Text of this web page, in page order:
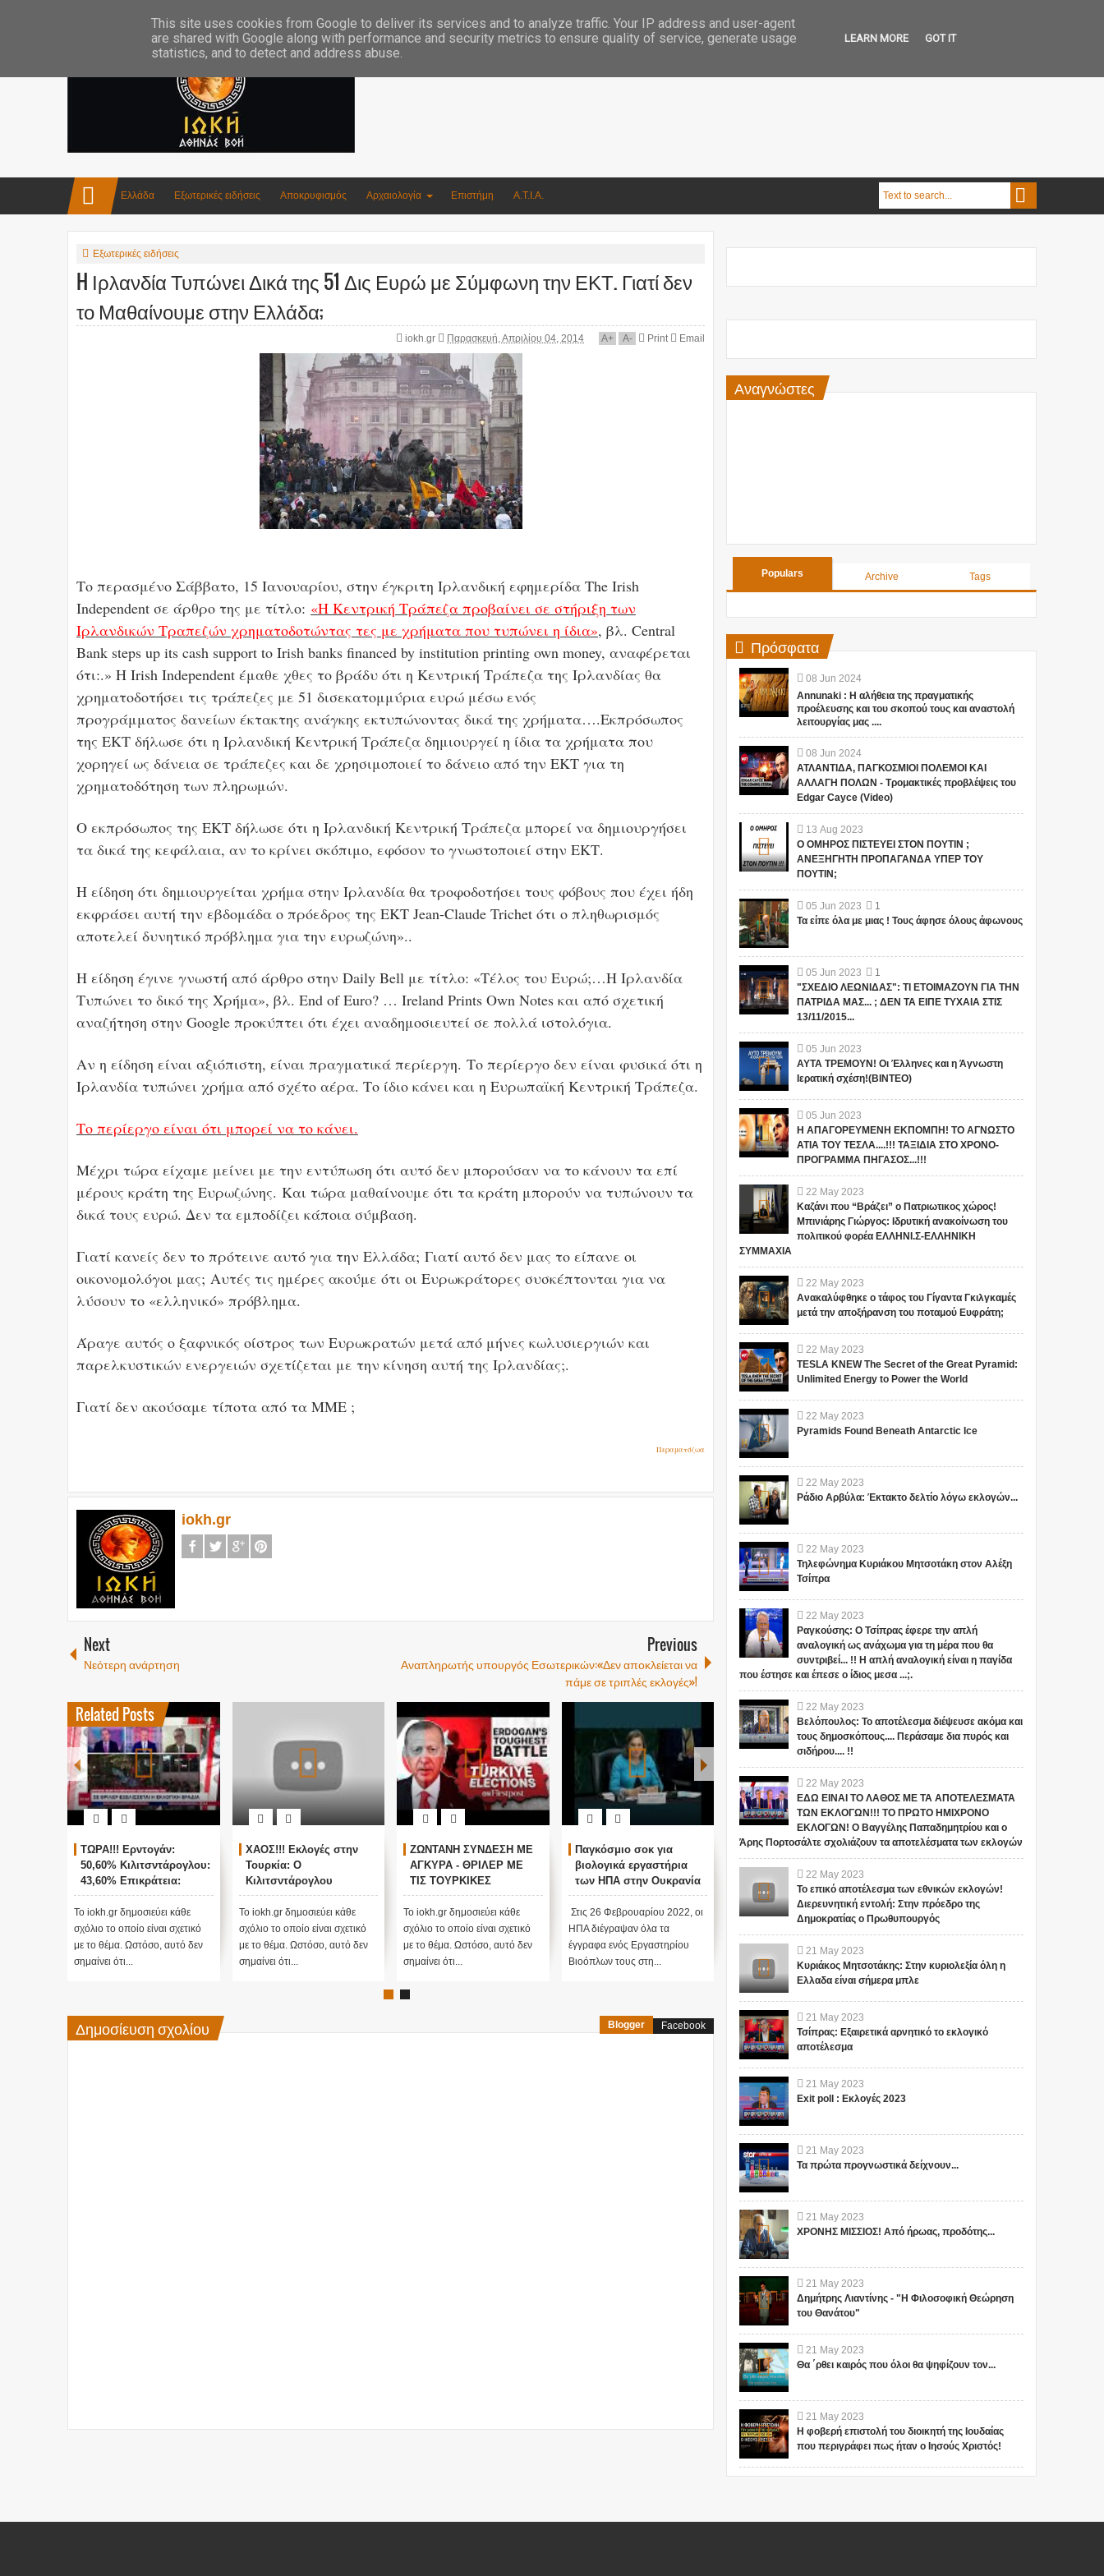
Ελλάδα Εξωτερικές ειδήσεις Αποκρυφισμός Αρχαιολογία Επιστήμη Α.Τ.Ι.Α.
Εξωτερικές ειδήσεις
H Ιρλανδία Τυπώνει Δικά της 51 Δις Ευρώ με Σύμφωνη την ΕΚΤ. Γιατί δεν
το Μαθαίνουμε στην Ελλάδα;
iokh.gr Παρασκευή, Απριλίου 04, 2014 A+ A- Print Email
Το περασμένο Σάββατο, 15 Ιανουαρίου, στην έγκριτη Ιρλανδική εφημερίδα The Irish
Independent σε άρθρο της με τίτλο: «Η Κεντρική Τράπεζα προβαίνει σε στήριξη των
Ιρλανδικών Τραπεζών χρηματοδοτώντας τες με χρήματα που τυπώνει η ίδια», βλ. Central
Bank steps up its cash support to Irish banks financed by institution printing own money, αναφέρεται
ότι:.» Η Irish Independent έμαθε χθες το βράδυ ότι η Κεντρική Τράπεζα της Ιρλανδίας θα
χρηματοδοτήσει τις τράπεζες με 51 δισεκατομμύρια ευρώ μέσω ενός
προγράμματος δανείων έκτακτης ανάγκης εκτυπώνοντας δικά της χρήματα….Εκπρόσωπος
της ΕΚΤ δήλωσε ότι η Ιρλανδική Κεντρική Τράπεζα δημιουργεί η ίδια τα χρήματα που
χορηγεί ως δάνεια σε τράπεζες και δε χρησιμοποιεί το δάνειο από την ΕΚΤ για τη
χρηματοδότηση των πληρωμών.
Ο εκπρόσωπος της ΕΚΤ δήλωσε ότι η Ιρλανδική Κεντρική Τράπεζα μπορεί να δημιουργήσει
τα δικά της κεφάλαια, αν το κρίνει σκόπιμο, εφόσον το γνωστοποιεί στην ΕΚΤ.
Η είδηση ότι δημιουργείται χρήμα στην Ιρλανδία θα τροφοδοτήσει τους φόβους που έχει ήδη
εκφράσει αυτή την εβδομάδα ο πρόεδρος της ΕΚΤ Jean-Claude Trichet ότι ο πληθωρισμός
αποτελεί δυνητικό πρόβλημα για την ευρωζώνη»..
Η είδηση έγινε γνωστή από άρθρο στην Daily Bell με τίτλο: «Τέλος του Ευρώ;…Η Ιρλανδία
Τυπώνει το δικό της Χρήμα», βλ. End of Euro? … Ireland Prints Own Notes και από σχετική
αναζήτηση στην Google προκύπτει ότι έχει αναδημοσιευτεί σε πολλά ιστολόγια.
Αν η είδηση είναι αξιόπιστη, είναι πραγματικά περίεργη. Το περίεργο δεν είναι φυσικά ότι η
Ιρλανδία τυπώνει χρήμα από σχέτο αέρα. Το ίδιο κάνει και η Ευρωπαϊκή Κεντρική Τράπεζα.
Το περίεργο είναι ότι μπορεί να το κάνει.
Μέχρι τώρα είχαμε μείνει με την εντύπωση ότι αυτό δεν μπορούσαν να το κάνουν τα επί
μέρους κράτη της Ευρωζώνης. Και τώρα μαθαίνουμε ότι τα κράτη μπορούν να τυπώνουν τα
δικά τους ευρώ. Δεν τα εμποδίζει κάποια σύμβαση.
Γιατί κανείς δεν το πρότεινε αυτό για την Ελλάδα; Γιατί αυτό δεν μας το είπανε οι
οικονομολόγοι μας; Αυτές τις ημέρες ακούμε ότι οι Ευρωκράτορες συσκέπτονται για να
λύσουν το «ελληνικό» πρόβλημα.
Άραγε αυτός ο ξαφνικός οίστρος των Ευρωκρατών μετά από μήνες κωλυσιεργιών και
παρελκυστικών ενεργειών σχετίζεται με την κίνηση αυτή της Ιρλανδίας;.
Γιατί δεν ακούσαμε τίποτα από τα ΜΜΕ ;
Περαματόζωα
iokh.gr
Next
Νεότερη ανάρτηση
Previous
Αναπληρωτής υπουργός Εσωτερικών:«Δεν αποκλείεται να
πάμε σε τριπλές εκλογές»!
Related Posts
ΤΩΡΑ!!! Ερντογάν:
50,60% Κιλιτσντάρογλου:
43,60% Επικράτεια:
78,2%
Το iokh.gr δημοσιεύει κάθε
σχόλιο το οποίο είναι σχετικό
με το θέμα. Ωστόσο, αυτό δεν
σημαίνει ότι...
ΧΑΟΣ!!! Εκλογές στην
Τουρκία: Ο
Κιλιτσντάρογλου
αμφισβητεί τα
αποτελέσματα θα γίνουν
ενστάσεις...
Το iokh.gr δημοσιεύει κάθε
σχόλιο το οποίο είναι σχετικό
με το θέμα. Ωστόσο, αυτό δεν
σημαίνει ότι...
ΖΩΝΤΑΝΗ ΣΥΝΔΕΣΗ ΜΕ
ΑΓΚΥΡΑ - ΘΡΙΛΕΡ ΜΕ
ΤΙΣ ΤΟΥΡΚΙΚΕΣ
ΕΚΛΟΓΕΣ !
Το iokh.gr δημοσιεύει κάθε
σχόλιο το οποίο είναι σχετικό
με το θέμα. Ωστόσο, αυτό δεν
σημαίνει ότι...
Παγκόσμιο σοκ για
βιολογικά εργαστήρια
των ΗΠΑ στην Ουκρανία
Στις 26 Φεβρουαρίου 2022, οι
ΗΠΑ διέγραψαν όλα τα
έγγραφα ενός Εργαστηρίου
Βιοόπλων τους στη...
Αυτός ο μεγάλος
φιλάνθρωπος
προειδοποίησε ότι το
χειρότερο κύμα έρχεται
τώρα με την μετάλλαξη
ΣΕ ΕΥΧΑΡΙΣΤΟΥΜΕ.... Bill Το
το οποίο είναι σχετικό με το
θέμ...
ΟΙ ΕΙΔΗΣΕΙΣ ΓΙΑ ΤΙΣ
FACEBOOK
ΠΡΟΒΛΗΜΑΤΙΖΟΥΝ!!!
ΠΟΙΟΣ ΚΑΝΕΙ
ΚΟΥΜΑΝΤΟ ΤΕΛΙΚΑ;
Το iokh.gr δημοσιεύει κάθε
σημαίνει ότι...
Δημοσίευση σχολίου Blogger Facebook
Αναγνώστες
Populars Archive Tags
Πρόσφατα
08 Jun 2024
Annunaki : Η αλήθεια της πραγματικής
προέλευσης και του σκοπού τους και αναστολή
λειτουργίας μας ....
08 Jun 2024
ΑΤΛΑΝΤΙΔΑ, ΠΑΓΚΟΣΜΙΟΙ ΠΟΛΕΜΟΙ ΚΑΙ
ΑΛΛΑΓΗ ΠΟΛΩΝ - Τρομακτικές προβλέψεις του
Edgar Cayce (Video)
13 Aug 2023
Ο ΟΜΗΡΟΣ ΠΙΣΤΕΥΕΙ ΣΤΟΝ ΠΟΥΤΙΝ ;
ΑΝΕΞΗΓΗΤΗ ΠΡΟΠΑΓΑΝΔΑ ΥΠΕΡ ΤΟΥ
ΠΟΥΤΙΝ;
05 Jun 2023
1
Τα είπε όλα με μιας ! Τους άφησε όλους άφωνους
05 Jun 2023
1
"ΣΧΕΔΙΟ ΛΕΩΝΙΔΑΣ": ΤΙ ΕΤΟΙΜΑΖΟΥΝ ΓΙΑ ΤΗΝ
ΠΑΤΡΙΔΑ ΜΑΣ... ; ΔΕΝ ΤΑ ΕΙΠΕ ΤΥΧΑΙΑ ΣΤΙΣ
13/11/2015...
05 Jun 2023
ΑΥΤΑ ΤΡΕΜΟΥΝ! Οι Έλληνες και η Άγνωστη
Ιερατική σχέση!(ΒΙΝΤΕΟ)
05 Jun 2023
Η ΑΠΑΓΟΡΕΥΜΕΝΗ ΕΚΠΟΜΠΗ! ΤΟ ΑΓΝΩΣΤΟ
ΑΤΙΑ ΤΟΥ ΤΕΣΛΑ....!!! ΤΑΞΙΔΙΑ ΣΤΟ ΧΡΟΝΟ-
ΠΡΟΓΡΑΜΜΑ ΠΗΓΑΣΟΣ...!!!
22 May 2023
Καζάνι που “Βράζει” ο Πατριωτικος χώρος!
Μπινιάρης Γιώργος: Ιδρυτική ανακοίνωση του
πολιτικού φορέα ΕΛΛΗΝΙ.Σ-ΕΛΛΗΝΙΚΗ
ΣΥΜΜΑΧΙΑ
22 May 2023
Ανακαλύφθηκε ο τάφος του Γίγαντα Γκιλγκαμές
μετά την αποξήρανση του ποταμού Ευφράτη;
22 May 2023
TESLA KNEW The Secret of the Great Pyramid:
Unlimited Energy to Power the World
22 May 2023
Pyramids Found Beneath Antarctic Ice
22 May 2023
Ράδιο Αρβύλα: Έκτακτο δελτίο λόγω εκλογών...
22 May 2023
Τηλεφώνημα Κυριάκου Μητσοτάκη στον Αλέξη
Τσίπρα
22 May 2023
Ραγκούσης: Ο Τσίπρας έφερε την απλή
αναλογική ως ανάχωμα για τη μέρα που θα
συντριβεί... !! Η απλή αναλογική είναι η παγίδα
που έστησε και έπεσε ο ίδιος μεσα ...;.
22 May 2023
Βελόπουλος: Το αποτέλεσμα διέψευσε ακόμα και
τους δημοσκόπους.... Περάσαμε δια πυρός και
σιδήρου.... !!
22 May 2023
ΕΔΩ ΕΙΝΑΙ ΤΟ ΛΑΘΟΣ ΜΕ ΤΑ ΑΠΟΤΕΛΕΣΜΑΤΑ
ΤΩΝ ΕΚΛΟΓΩΝ!!! ΤΟ ΠΡΩΤΟ ΗΜΙΧΡΟΝΟ
ΕΚΛΟΓΩΝ! Ο Βαγγέλης Παπαδημητρίου και ο
Άρης Πορτοσάλτε σχολιάζουν τα αποτελέσματα των εκλογών
22 May 2023
Το επικό αποτέλεσμα των εθνικών εκλογών!
Διερευνητική εντολή: Στην πρόεδρο της
Δημοκρατίας ο Πρωθυπουργός
21 May 2023
Κυριάκος Μητσοτάκης: Στην κυριολεξία όλη η
Ελλαδα είναι σήμερα μπλε
21 May 2023
Τσίπρας: Εξαιρετικά αρνητικό το εκλογικό
αποτέλεσμα
21 May 2023
Exit poll : Εκλογές 2023
21 May 2023
Τα πρώτα προγνωστικά δείχνουν...
21 May 2023
ΧΡΟΝΗΣ ΜΙΣΣΙΟΣ! Από ήρωας, προδότης...
21 May 2023
Δημήτρης Λιαντίνης - "Η Φιλοσοφική Θεώρηση
του Θανάτου"
21 May 2023
Θα ΄ρθει καιρός που όλοι θα ψηφίζουν τον...
21 May 2023
Η φοβερή επιστολή του διοικητή της Ιουδαίας
που περιγράφει πως ήταν ο Ιησούς Χριστός!
This site uses cookies from Google to deliver its services and to analyze traffic. Your IP address and user-agent
are shared with Google along with performance and security metrics to ensure quality of service, generate usage
statistics, and to detect and address abuse.
LEARN MORE GOT IT